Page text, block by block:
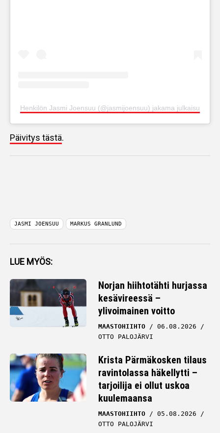
Henkilön Jasmi Joensuu (@jasmijoensuu) jakama julkaisu
Päivitys tästä.
JASMI JOENSUU MARKUS GRANLUND
LUE MYÖS:
Norjan hiihtotähti hurjassa
kesävireessä –
ylivoimainen voitto
MAASTOHIIHTO
06.08.2026
OTTO PALOJÄRVI
Krista Pärmäkosken tilaus
ravintolassa häkellytti –
tarjoilija ei ollut uskoa
kuulemaansa
MAASTOHIIHTO
05.08.2026
OTTO PALOJÄRVI